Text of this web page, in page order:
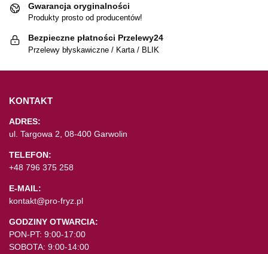
Gwarancja oryginalności
Produkty prosto od producentów!
Bezpieczne płatności Przelewy24
Przelewy błyskawiczne / Karta / BLIK
KONTAKT
ADRES:
ul. Targowa 2, 08-400 Garwolin
TELEFON:
+48 796 375 258
E-MAIL:
kontakt@pro-fryz.pl
GODZINY OTWARCIA:
PON-PT: 9:00-17:00
SOBOTA: 9:00-14:00